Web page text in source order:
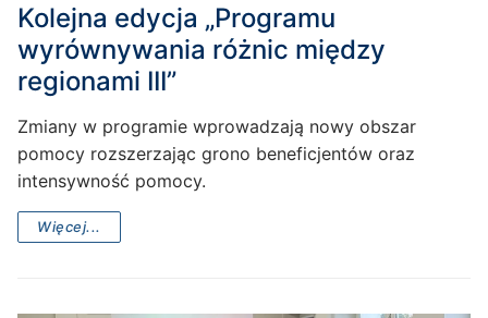
Kolejna edycja „Programu
wyrównywania różnic między
regionami III”
Zmiany w programie wprowadzają nowy obszar
pomocy rozszerzając grono beneficjentów oraz
intensywność pomocy.
Więcej...